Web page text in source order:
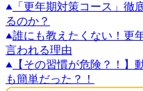
「更年期対策コース」徹
るのか？
誰にも教えたくない！更
言われる理由
【その習慣が危険？！】
も簡単だった？！